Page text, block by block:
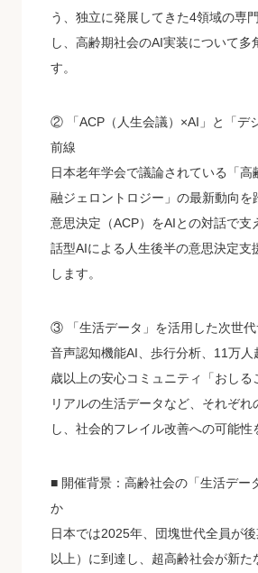
う、独立に発展してきた4領域の専
し、高齢期社会のAI実装について多
す。
② 「ACP（人生会議）×AI」と「デ
前線
日本老年学会で議論されている「高
融ジェロントロジー」の最新動向を
意思決定（ACP）をAIとの対話で支
話型AIによる人生後半の意思決定支
します。
③ 「生活データ」を活用した次世
音声認知機能AI、歩行分析、11万人
歳以上の安心コミュニティ「おしる
リアルの生活データなど、それぞれ
し、社会的フレイル改善への可能性
■ 開催背景：高齢社会の「生活デー
か
日本では2025年、団塊世代全員が
以上）に到達し、超高齢社会が新た